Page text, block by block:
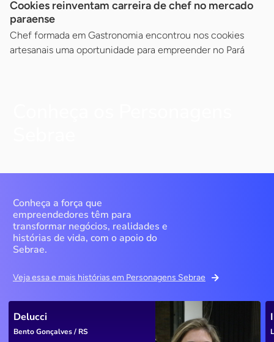
Cookies reinventam carreira de chef no mercado
paraense
Chef formada em Gastronomia encontrou nos cookies
artesanais uma oportunidade para empreender no Pará
Conheça a força que
empreendedores têm para
transformar negócios, realidades e
histórias de vida, com o apoio do
Sebrae.
Veja essa e mais histórias em Personagens Sebrae
Delucci
Bento Gonçalves / RS